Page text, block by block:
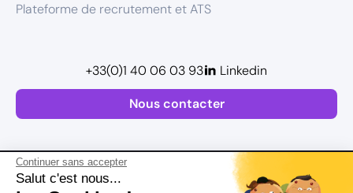
Continuer sans accepter
Salut c'est nous...
Plateforme de recrutement et ATS
Nous contacter
+33(0)1 40 06 03 93 Linkedin